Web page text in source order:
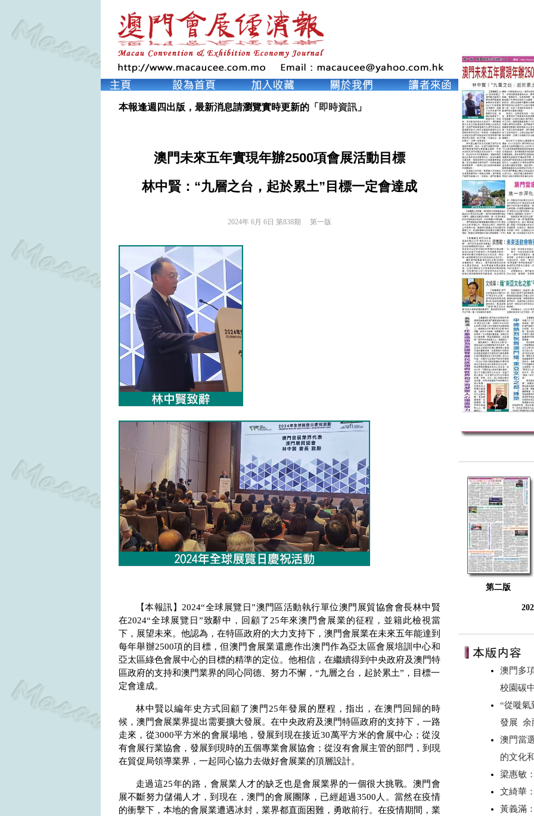
本報逢週四出版，最新消息請瀏覽實時更新的「 即時資訊」
澳門未來五年實現年辦2500項會展活動目標
林中賢：“九層之台，起於累土”目標一定會達成
2024年 6月 6日 第838期 第一版
【本報訊】 2024“全球展覽日”澳門區活動執行單位澳門展貿協會會長林中賢
在2024“全球展覽日”致辭中，回顧了 25年來澳門會展業的征程，並籍此檢視當
下，展望未來。他認為，在特區政府的大力支持下，澳門會展業在未來五年能達到
每年舉辦2500項的目標，但澳門會展業還應作出澳門作為亞太區會展培訓中心和
亞太區綠色會展中心的目標的精準的定位。他相信，在繼續得到中央政府及澳門特
區政府的支持和澳門業界的同心同德、努力不懈，“九層之台，起於累土”，目標一
定會達成。
林中賢以編年史方式回顧了澳門 25年發展的歷程，指出，在澳門回歸的時
候，澳門會展業界提出需要擴大發展。在中央政府及澳門特區政府的支持下，一路
走來，從3000平方米的會展場地，發展到現在接近30萬平方米的會展中心；從沒
有會展行業協會，發展到現時的五個專業會展協會；從沒有會展主管的部門，到現
在貿促局領導業界，一起同心協力去做好會展業的頂層設計。
走過這25年的路，會展業人才的缺乏也是會展業界的一個很大挑戰。澳門會
展不斷努力儲備人才，到現在，澳門的會展團隊，已經超過3500 人。當然在疫情
的衝擊下，本地的會展業遭遇冰封，業界都直面困難，勇敢前行。在疫情期間，業
第二版
澳門多
校園碳
“從嘥氣
發展 余
澳門當
的文化
梁惠敏
文綺華
黃義滿